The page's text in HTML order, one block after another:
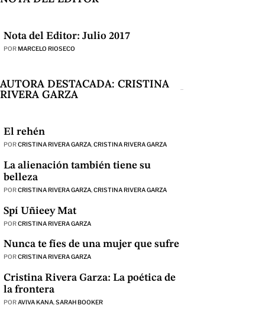
Nota del Editor: Julio 2017
PORMARCELO RIOSECO
AUTORA DESTACADA: CRISTINA
RIVERA GARZA
El rehén
PORCRISTINA RIVERA GARZA,CRISTINA RIVERA GARZA
La alienación también tiene su
belleza
PORCRISTINA RIVERA GARZA,CRISTINA RIVERA GARZA
Spí Uñieey Mat
PORCRISTINA RIVERA GARZA
Nunca te fíes de una mujer que sufre
PORCRISTINA RIVERA GARZA
Cristina Rivera Garza: La poética de
la frontera
PORAVIVA KANA,SARAH BOOKER